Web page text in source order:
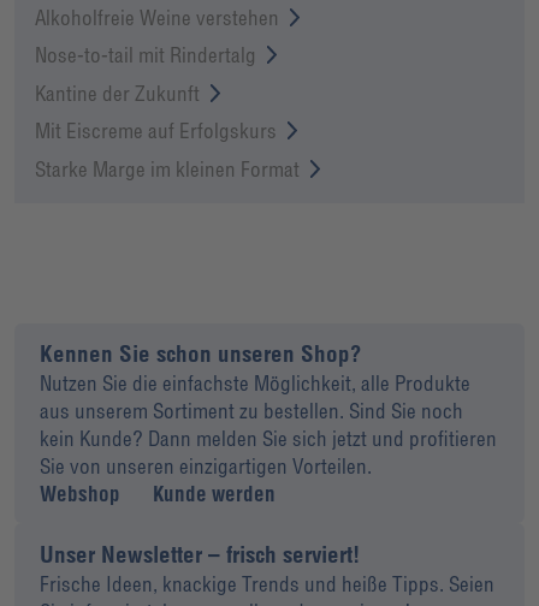
Alkoholfreie Weine verstehen
Nose-to-tail mit Rindertalg
Kantine der Zukunft
Mit Eiscreme auf Erfolgskurs
Starke Marge im kleinen Format
Kennen Sie schon unseren Shop?
Nutzen Sie die einfachste Möglichkeit, alle Produkte
aus unserem Sortiment zu bestellen. Sind Sie noch
kein Kunde? Dann melden Sie sich jetzt und profitieren
Sie von unseren einzigartigen Vorteilen.
Webshop
Kunde werden
Unser Newsletter – frisch serviert!
Frische Ideen, knackige Trends und heiße Tipps. Seien